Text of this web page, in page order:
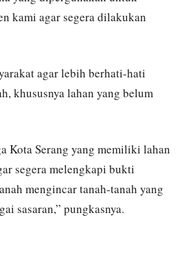
kami agar segera dilakukan
agar lebih berhati-hati
khususnya lahan yang belum
Kota Serang yang memiliki lahan
segera melengkapi bukti
mengincar tanah-tanah yang
sasaran,” pungkasnya.